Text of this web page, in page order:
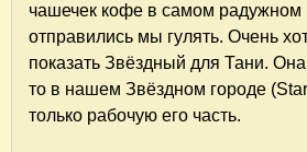
чашечек кофе в самом радужном
отправились мы гулять. Очень
показать Звёздный для Тани.
то в нашем Звёздном городе
только рабочую его часть.